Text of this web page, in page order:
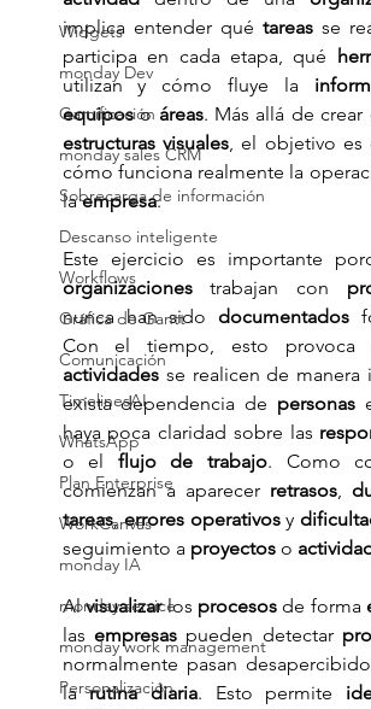
Widgets
monday Dev
Gamificación
monday sales CRM
Sobrecarga de información
Descanso inteligente
Workflows
Gráfica de Gantt
Comunicación
TimelinesAI
WhatsApp
Plan Enterprise
WorkCanvas
monday IA
monday service
monday work management
Personalización
implica entender qué tareas se
participa en cada etapa, qué
utilizan y cómo fluye la
equipos o áreas. Más allá de crear
estructuras visuales, el objetivo es
cómo funciona realmente la
la empresa.
organizaciones trabajan con
nunca han sido documentados
actividades se realicen de manera
exista dependencia de personas
haya poca claridad sobre las
o el flujo de trabajo. Como
comienzan a aparecer retrasos,
tareas, errores operativos y
seguimiento a proyectos o
Al visualizar los procesos de forma
las empresas pueden detectar
normalmente pasan
la rutina diaria. Esto permite